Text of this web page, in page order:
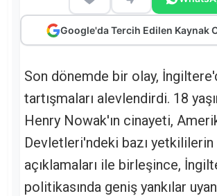
Google'da Tercih Edilen Kaynak
Son dönemde bir olay,
tartışmaları alevlendirdi. 18
Henry Nowak'ın cinayeti,
Devletleri'ndeki bazı yetkililerin
açıklamaları ile birleşince,
politikasında geniş yankılar